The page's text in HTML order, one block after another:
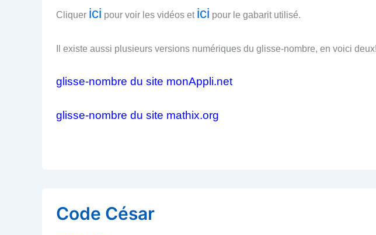
Cliquer ici pour voir les vidéos et ici pour le gabarit utilisé.
Il existe aussi plusieurs versions numériques du glisse-nombre, en voici deux!
glisse-nombre du site monAppli.net
glisse-nombre du site mathix.org
Code César